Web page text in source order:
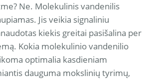
Ne. Molekulinis vandenilis
Jis veikia signaliniu
kiekis greitai pasišalina per
Kokia molekulinio vandenilio
optimalia kasdieniam
dauguma mokslinių tyrimų,